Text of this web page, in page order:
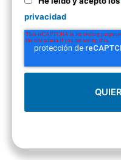
privacidad